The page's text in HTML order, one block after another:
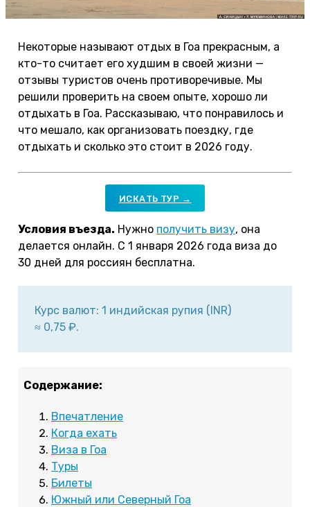
Некоторые называют отдых в Гоа прекрасным, а
кто-то считает его худшим в своей жизни —
отзывы туристов очень противоречивые. Мы
решили проверить на своем опыте, хорошо ли
отдыхать в Гоа. Рассказываю, что понравилось и
что мешало, как организовать поездку, где
отдыхать и сколько это стоит в 2026 году.
ИСКАТЬ ТУР →
Условия въезда. Нужно получить визу, она
делается онлайн. С 1 января 2026 года виза до
30 дней для россиян бесплатна.
Курс валют: 1 индийская рупия (INR)
≈ 0,75 ₽.
Содержание:
Впечатление
Когда ехать
Виза в Гоа
Туры
Билеты
Южный или Северный Гоа